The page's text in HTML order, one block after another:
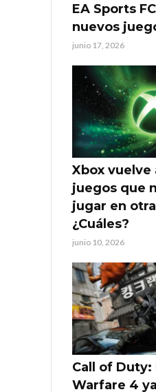
EA Sports
nuevos
junio 17, 2026
Xbox vuelve
juegos que
jugar en
¿Cuáles?
junio 10, 2026
Call of Duty:
Warfare 4